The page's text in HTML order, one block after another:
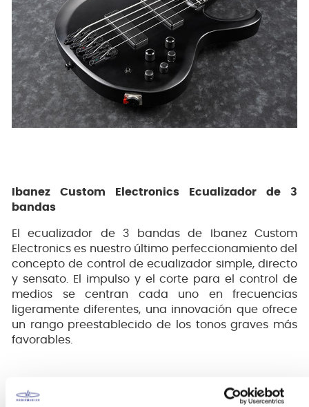
Ibanez Custom Electronics Ecualizador de 3
bandas
El ecualizador de 3 bandas de Ibanez Custom
Electronics es nuestro último perfeccionamiento del
concepto de control de ecualizador simple, directo
y sensato. El impulso y el corte para el control de
medios se centran cada uno en frecuencias
ligeramente diferentes, una innovación que ofrece
un rango preestablecido de los tonos graves más
favorables.